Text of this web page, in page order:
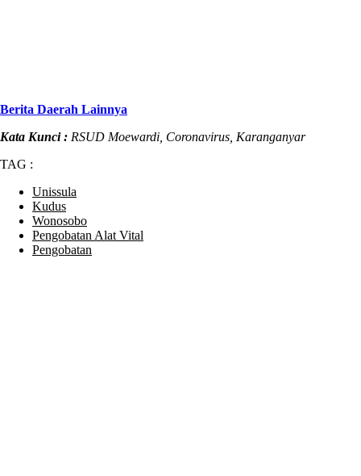
Berita Daerah Lainnya
Kata Kunci : RSUD Moewardi, Coronavirus, Karanganyar
TAG :
Unissula
Kudus
Wonosobo
Pengobatan Alat Vital
Pengobatan